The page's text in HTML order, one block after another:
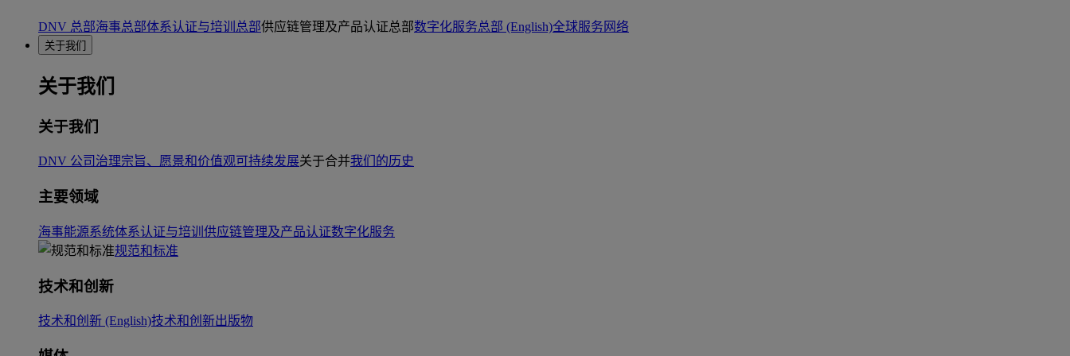
DNV 总部海事总部体系认证与培训总部供应链管理及产品认证总部数字化服务总部 (English)全球服务网络
关于我们
关于我们
关于我们
DNV 公司治理宗旨、愿景和价值观可持续发展关于合并我们的历史
主要领域
海事能源系统体系认证与培训 供应链管理及产品认证数字化服务
规范和标准
技术和创新
技术和创新 (English)技术和创新出版物